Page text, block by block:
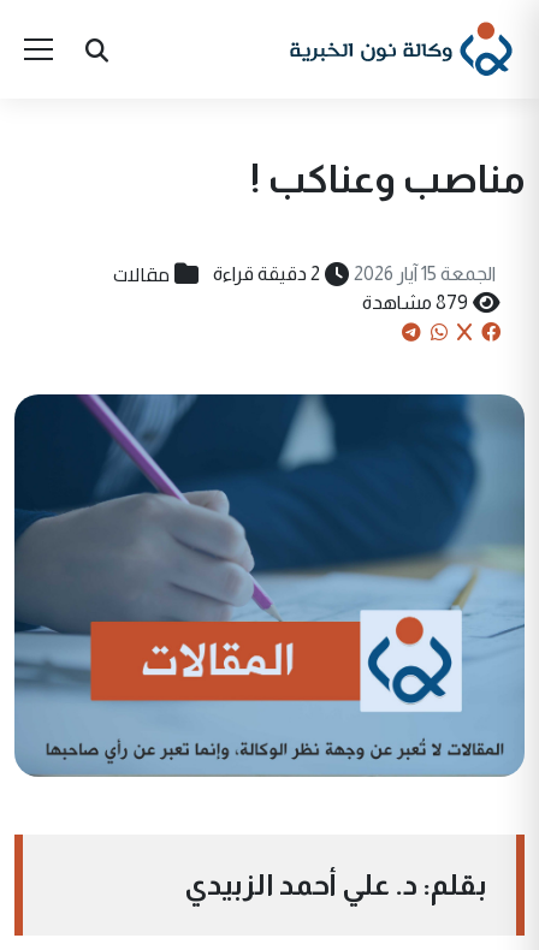
مناصب وعناكب !
الجمعة 15 آيار 2026 2 دقيقة قراءة مقالات
879 مشاهدة
بقلم: د. علي أحمد الزبيدي